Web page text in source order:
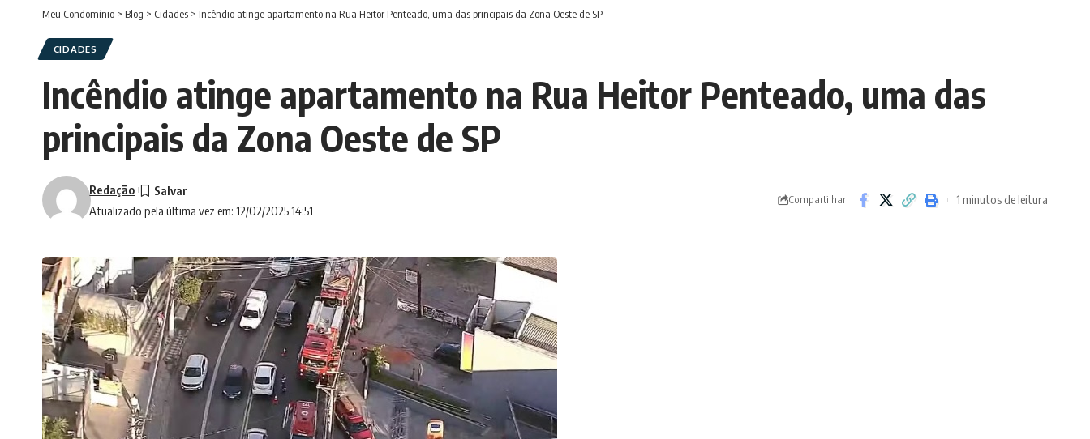
Meu Condomínio > Blog > Cidades > Incêndio atinge apartamento na Rua Heitor Penteado, uma das principais da Zona Oeste de SP
CIDADES
Incêndio atinge apartamento na Rua Heitor Penteado, uma das
principais da Zona Oeste de SP
Atualizado pela última vez em: 12/02/2025 14:51
Redação
Compartilhar 1 minutos de leitura